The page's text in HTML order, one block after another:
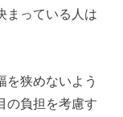
まっている人は
を狭めないよう
の負担を考慮す